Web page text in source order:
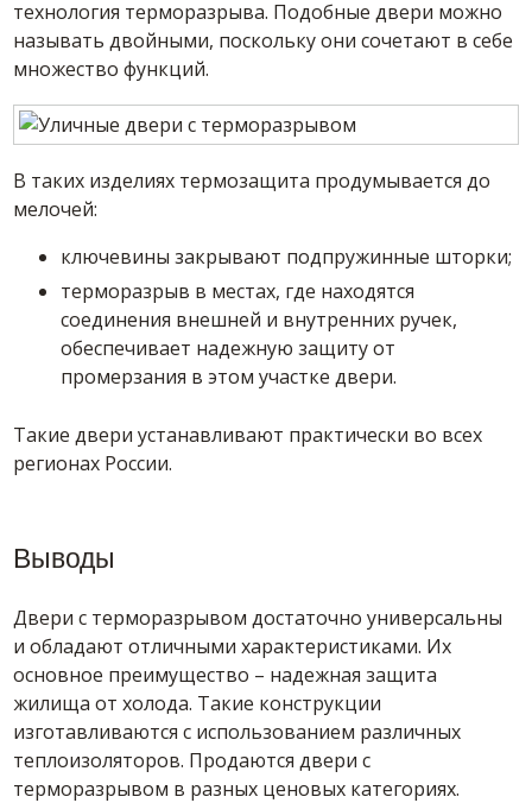
технология терморазрыва. Подобные двери можно
называть двойными, поскольку они сочетают в себе
множество функций.
В таких изделиях термозащита продумывается до
мелочей:
ключевины закрывают подпружинные шторки;
терморазрыв в местах, где находятся
соединения внешней и внутренних ручек,
обеспечивает надежную защиту от
промерзания в этом участке двери.
Такие двери устанавливают практически во всех
регионах России.
Выводы
Двери с терморазрывом достаточно универсальны
и обладают отличными характеристиками. Их
основное преимущество – надежная защита
жилища от холода. Такие конструкции
изготавливаются с использованием различных
теплоизоляторов. Продаются двери с
терморазрывом в разных ценовых категориях.